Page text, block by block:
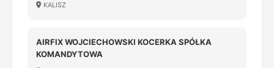
KALISZ
AIRFIX WOJCIECHOWSKI KOCERKA SPÓŁKA
KOMANDYTOWA